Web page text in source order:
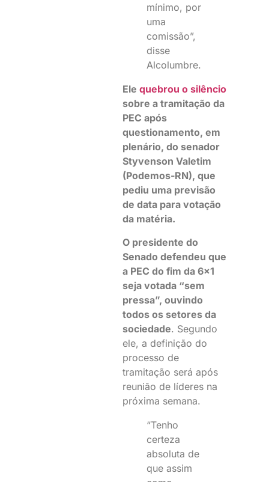
mínimo, por
uma
comissão”,
disse
Alcolumbre.
Elequebrou o silêncio
sobre a tramitação da
PEC após
questionamento, em
plenário, do senador
Styvenson Valetim
(Podemos-RN), que
pediu uma previsão
de data para votação
da matéria.
O presidente do
Senado defendeu que
a PEC do fim da 6×1
seja votada “sem
pressa”, ouvindo
todos os setores da
sociedade. Segundo
ele, a definição do
processo de
tramitação será após
reunião de líderes na
próxima semana.
“Tenho
certeza
absoluta de
que assim